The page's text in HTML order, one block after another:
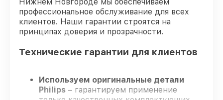
профессиональное обслуживание для всех
клиентов. Наши гарантии строятся на
принципах доверия и прозрачности.
Технические гарантии для клиентов
Используем оригинальные детали
Philips – гарантируем применение